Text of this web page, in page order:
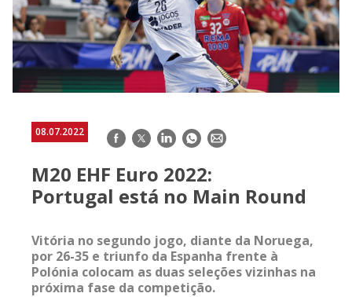
08.07.2022 Facebook
TwitterLinkedInWhatsApp
E-
M20 EHF Euro 2022:
Portugal está no Main Round
Vitória no segundo jogo, diante da Noruega,
por 26-35 e triunfo da Espanha frente à
Polónia colocam as duas seleções vizinhas na
próxima fase da competição.